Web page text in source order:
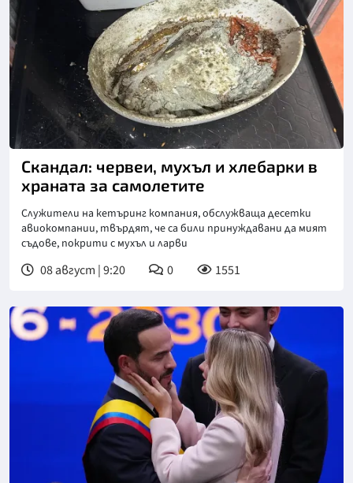
Скандал: червеи, мухъл и хлебарки в
храната за самолетите
Служители на кетъринг компания, обслужваща десетки
авиокомпании, твърдят, че са били принуждавани да мият
съдове, покрити с мухъл и ларви
08 август | 9:20 0 1551